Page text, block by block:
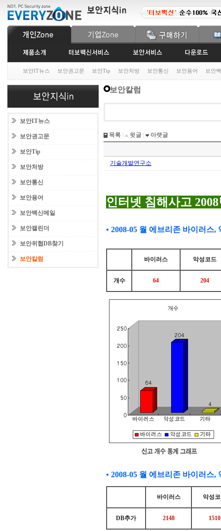
보안IT뉴스 보안권고문 보안Tip 보안처방 보안통신 보안용어 보안
보안IT뉴스
보안권고문
보안Tip
보안처방
보안통신
보안용어
보안백신메일
보안캘린더
보안위협DB찾기
보안칼럼
보안칼럼
목록 윗글 아랫글
기술개발연구소
인터넷 침해사고
• 2008-05 월 에브리존 바이러스,
바이러스 악성코드
개수 64 204
• 2008-05 월 에브리존 바이러스,
바이러스 악성
DB추가 2148 1510